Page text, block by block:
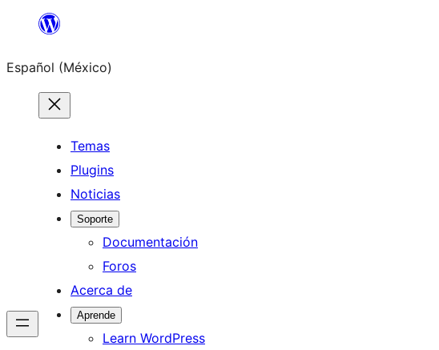
Saltar
contenido
Español (México)
Temas
Plugins
Noticias
Soporte
Documentación
Foros
Acerca de
Aprende
Learn WordPress